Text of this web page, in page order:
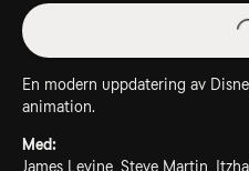
En modern uppdatering av
animation.
Med:
James Levine, Steve Martin,